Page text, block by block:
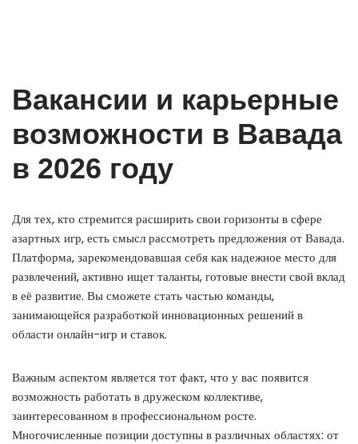
Вакансии и карьерные
возможности в Вавада
в 2026 году
Для тех, кто стремится расширить свои горизонты в сфере
азартных игр, есть смысл рассмотреть предложения отВавада.
Платформа, зарекомендовавшая себя как надежное место для
развлечений, активно ищет таланты, готовые внести свой вклад
в её развитие. Вы сможете стать частью команды,
занимающейся разработкой инновационных решений в
области онлайн-игр и ставок.
Важным аспектом является тот факт, что у вас появится
возможность работать в дружеском коллективе,
заинтересованном в профессиональном росте.
Многочисленные позиции доступны в различных областях: от